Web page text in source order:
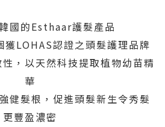
國的Esthaar護髮產品
獲LOHAS認證之頭髮護理品牌
，以天然科技提取植物幼苗精
華
健髮根，促進頭髮新生令秀髮
更豐盈濃密